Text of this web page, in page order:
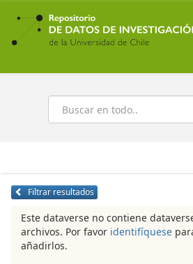
Ir
contenido
principal
Buscar
Filtrar resultados
Este dataverse no contiene
archivos. Por favor identifíquese
añadirlos.